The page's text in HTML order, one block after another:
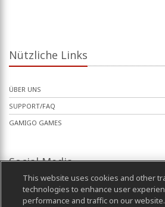
Nützliche Links
ÜBER UNS
SUPPORT/FAQ
GAMIGO GAMES
Social Media
This website uses cookies and other
technologies to enhance user
performance and traffic on our